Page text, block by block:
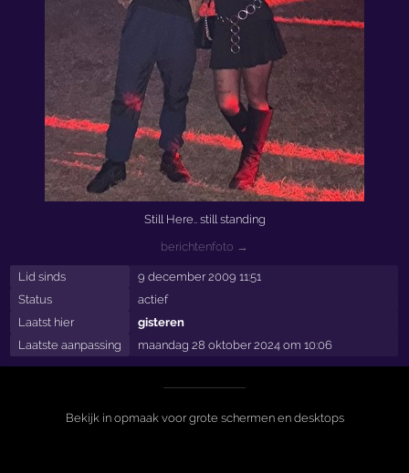
Still Here.. still standing
berichtenfoto →
Lid sinds
9 december 2009 11:51
Status
actief
Laatst hier
gisteren
Laatste aanpassing
maandag 28 oktober 2024 om 10:06
Bekijk in opmaak voor grote schermen en desktops